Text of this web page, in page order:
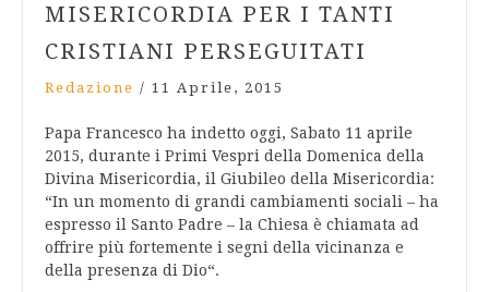
MISERICORDIA PER I TANTI
CRISTIANI PERSEGUITATI
Redazione / 11 Aprile, 2015
Papa Francesco ha indetto oggi, Sabato 11 aprile
2015, durante i Primi Vespri della Domenica della
Divina Misericordia, il Giubileo della Misericordia:
“In un momento di grandi cambiamenti sociali – ha
espresso il Santo Padre – la Chiesa è chiamata ad
offrire più fortemente i segni della vicinanza e
della presenza di Dio“.